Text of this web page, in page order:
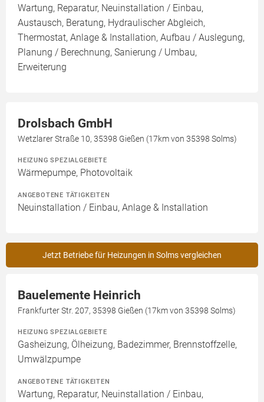
Wartung, Reparatur, Neuinstallation / Einbau,
Austausch, Beratung, Hydraulischer Abgleich,
Thermostat, Anlage & Installation, Aufbau / Auslegung,
Planung / Berechnung, Sanierung / Umbau,
Erweiterung
Drolsbach GmbH
Wetzlarer Straße 10, 35398 Gießen (17km von 35398 Solms)
HEIZUNG SPEZIALGEBIETE
Wärmepumpe, Photovoltaik
ANGEBOTENE TÄTIGKEITEN
Neuinstallation / Einbau, Anlage & Installation
Jetzt Betriebe für Heizungen in Solms vergleichen
Bauelemente Heinrich
Frankfurter Str. 207, 35398 Gießen (17km von 35398 Solms)
HEIZUNG SPEZIALGEBIETE
Gasheizung, Ölheizung, Badezimmer, Brennstoffzelle,
Umwälzpumpe
ANGEBOTENE TÄTIGKEITEN
Wartung, Reparatur, Neuinstallation / Einbau,